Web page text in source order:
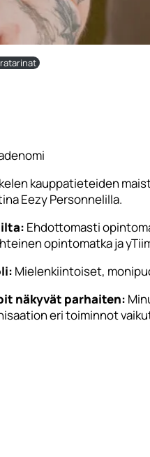
kauppatieteiden
Eezy Personnelilla.
Ehdottomasti
opintomatka ja
Mielenkiintoiset,
näkyvät parhaiten:
eri toiminnot